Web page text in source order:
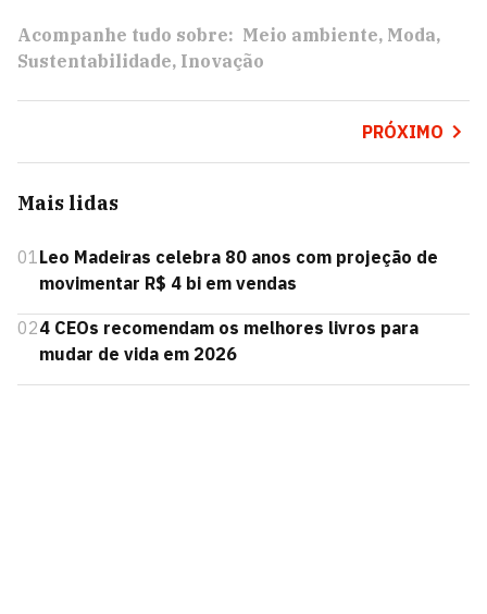
Acompanhe tudo sobre: Meio ambiente Moda
Sustentabilidade Inovação
PRÓXIMO
Mais lidas
01Leo Madeiras celebra 80 anos com projeção de
movimentar R$ 4 bi em vendas
024 CEOs recomendam os melhores livros para
mudar de vida em 2026